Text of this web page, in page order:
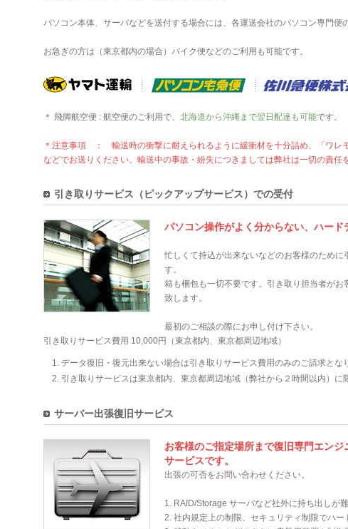
パソコン本体、サーバなどを送付する場合には、各運送会社のパソコン専門便
お急ぎの方は（東京都内の場合）バイク便などのご利用も可能です。
＊ 飛脚航空便 : 航空便のご利用で、 北海道から沖縄まで翌日配達も可能です。
＊注意事項 ： 輸送時の衝撃に耐えられるように緩衝材を十分詰め、「ワレ
などでお送りください。輸送中の事故・紛失につきましては弊社は一切の責任
引き取りサービス（ピックアップサービス）での受付
パソコン操作がよく分からない、ハー
忙しくて持込が出来ないなどのお客様のために
す。
箱も梱包も一切不要です。引き取り担当者が
致します。
最初のご相談の際にお申し付け下さい。
引き取りサービス費用 10,000円（東京都内、東京都周辺地域）
データ復旧・復元出来ない場合は引き取りサービス費用のみのご請求とな
引き取りサービスは東京都内、東京都周辺地域（弊社から２時間以内）に
サーバー出張復旧サービス
お客様のご指定場所まで復旧専門エンジ
サービスです。
出張の可否をお問い合わせください。
1. RAID/Storage サーバなど社外に持ち出しが難
2. 社内規定上の制限、セキュリティ制限でハー